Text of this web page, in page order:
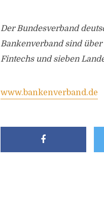
Der Bundesverband
Bankenverband sind
Fintechs und sieben
www.bankenverband.de